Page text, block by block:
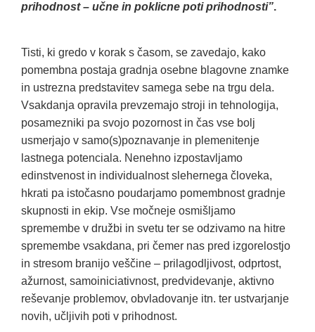
prihodnost – učne in poklicne poti prihodnosti”.
Tisti, ki gredo v korak s časom, se zavedajo, kako
pomembna postaja gradnja osebne blagovne znamke
in ustrezna predstavitev samega sebe na trgu dela.
Vsakdanja opravila prevzemajo stroji in tehnologija,
posamezniki pa svojo pozornost in čas vse bolj
usmerjajo v samo(s)poznavanje in plemenitenje
lastnega potenciala. Nenehno izpostavljamo
edinstvenost in individualnost slehernega človeka,
hkrati pa istočasno poudarjamo pomembnost gradnje
skupnosti in ekip. Vse močneje osmišljamo
spremembe v družbi in svetu ter se odzivamo na hitre
spremembe vsakdana, pri čemer nas pred izgorelostjo
in stresom branijo veščine – prilagodljivost, odprtost,
ažurnost, samoiniciativnost, predvidevanje, aktivno
reševanje problemov, obvladovanje itn. ter ustvarjanje
novih, učljivih poti v prihodnost.